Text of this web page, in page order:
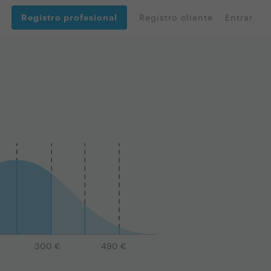
Registro profesional Registro cliente Entrar
300 € 490 €